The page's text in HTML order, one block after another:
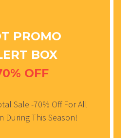
PROMO
BOX
OFF
Sale -70% Off For All
During This Season!